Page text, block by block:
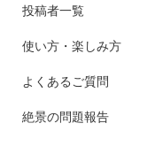
投稿者一覧
使い方・楽しみ方
よくあるご質問
絶景の問題報告